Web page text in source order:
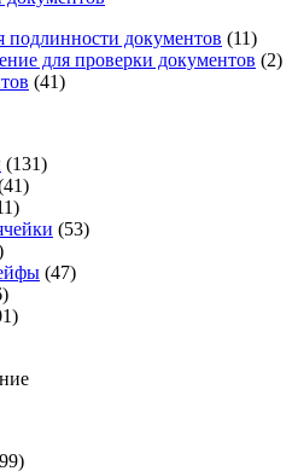
подлинности документов (11)
для проверки документов (2)
(41)
(131)
(53)
(47)